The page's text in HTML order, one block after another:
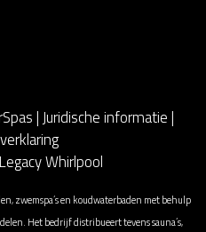
| Juridische informatie|
Whirlpool
zwemspa’s en koudwaterbaden met behulp
Het bedrijf distribueert tevens sauna’s,